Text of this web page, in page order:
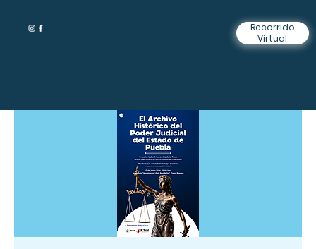
Recorrido
Virtual